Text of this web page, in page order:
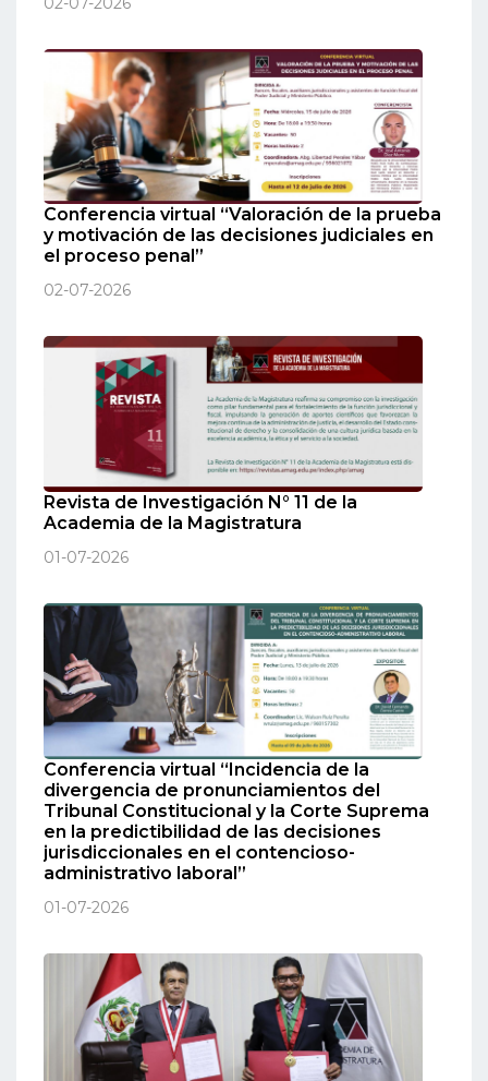
Conferencia virtual “Valoración de la prueba
y motivación de las decisiones judiciales en
el proceso penal”
02-07-2026
Revista de Investigación N° 11 de la
Academia de la Magistratura
01-07-2026
Conferencia virtual “Incidencia de la
divergencia de pronunciamientos del
Tribunal Constitucional y la Corte Suprema
en la predictibilidad de las decisiones
jurisdiccionales en el contencioso-
administrativo laboral”
01-07-2026